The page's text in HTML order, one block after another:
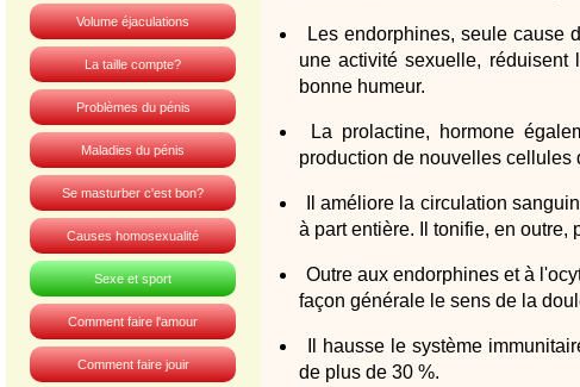
Volume éjaculations
La taille compte?
Problèmes du pénis
Maladies du pénis
Se masturber c'est bon?
Causes homosexualité
Sexe et sport
Comment faire l'amour
Comment faire jouir
Les endorphines, seule cause
une activité sexuelle,
bonne humeur.
La prolactine, hormone
production de nouvelles cellules
Il améliore la circulation
à part entière. Il tonifie, en
Outre aux endorphines et à
façon générale le sens de la
Il hausse le système
de plus de 30 %.